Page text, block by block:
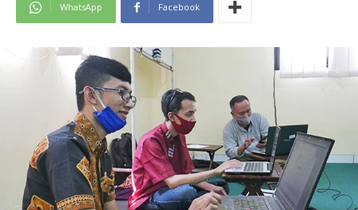
WhatsApp Facebook